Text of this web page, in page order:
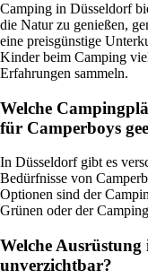
Camping in Düsseldorf
die Natur zu genießen,
eine preisgünstige
Kinder beim Camping
Erfahrungen sammeln.
Welche
für Camperboys
In Düsseldorf gibt es
Bedürfnisse von
Optionen sind der
Grünen oder der
Welche
unverzichtbar?